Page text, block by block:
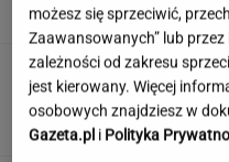
Jeden
MATERIAŁ
możesz się sprzeciwić,
Zaawansowanych” lub
zależności od zakresu
jest kierowany. Więcej
osobowych znajdziesz w
Gazeta.pl i Polityka